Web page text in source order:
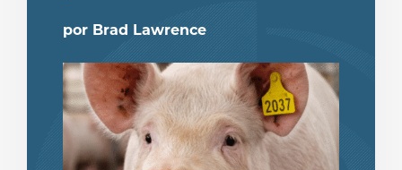
por Brad Lawrence